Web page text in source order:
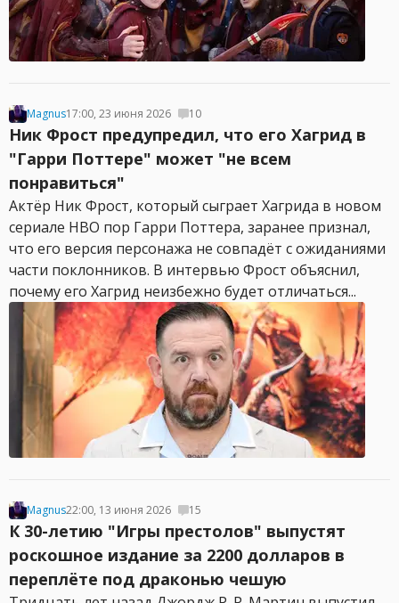
Magnus17:00, 23 июня 2026 10
Ник Фрост предупредил, что его Хагрид в
"Гарри Поттере" может "не всем
понравиться"
Актёр Ник Фрост, который сыграет Хагрида в новом
сериале HBO пор Гарри Поттера, заранее признал,
что его версия персонажа не совпадёт с ожиданиями
части поклонников. В интервью Фрост объяснил,
почему его Хагрид неизбежно будет отличаться...
Magnus22:00, 13 июня 2026 15
К 30-летию "Игры престолов" выпустят
роскошное издание за 2200 долларов в
переплёте под драконью чешую